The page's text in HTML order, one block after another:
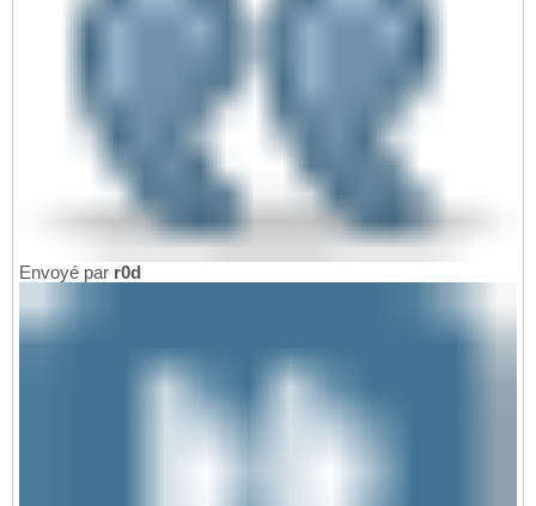
Envoyé par r0d